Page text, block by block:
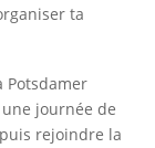
ta
Potsdamer
journée de
rejoindre la